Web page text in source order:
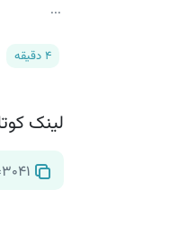
...
4 دقیقه
لینک